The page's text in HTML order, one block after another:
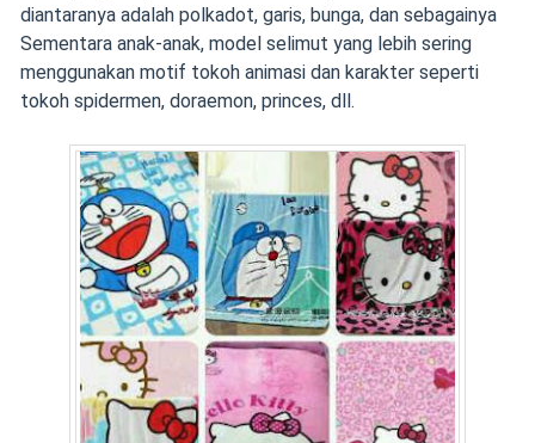
diantaranya adalah polkadot, garis, bunga, dan sebagainya
Sementara anak-anak, model selimut yang lebih sering
menggunakan motif tokoh animasi dan karakter seperti
tokoh spidermen, doraemon, princes, dll.